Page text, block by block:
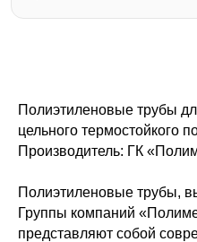
Полиэтиленовые трубы
цельного термостойкого
Производитель: ГК
Полиэтиленовые трубы,
Группы компаний
представляют собой